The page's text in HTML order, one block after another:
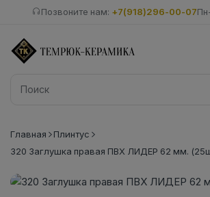
Позвоните нам: +7(918)296-00-07
Главная
Плинтус
320 Заглушка правая ПВХ ЛИДЕР 62 мм.